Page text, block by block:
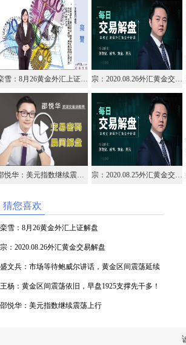
栾雪：8月26黄金外汇上证解盘 宗：2020.08.26外汇黄金交易解盘
邵悦华：美元指数继续震荡上行 宗：2020.08.25外汇黄金交易解盘
猜您喜欢
栾雪：8月26黄金外汇上证解盘
宗：2020.08.26外汇黄金交易解盘
盛文兵：市场等待鲍威尔讲话，黄金区间震荡延续
中
王杨：黄金区间震荡依旧，早盘1925支撑先干多！
邵悦华：美元指数继续震荡上行